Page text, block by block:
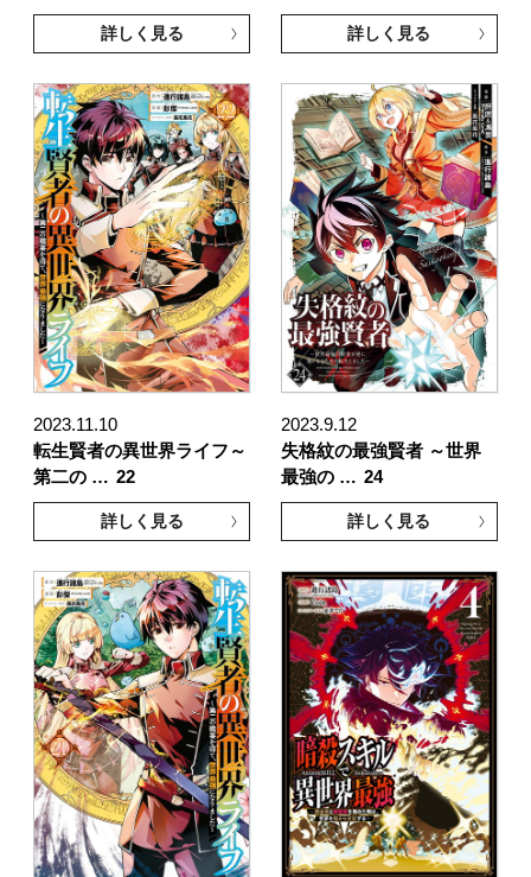
詳しく見る 詳しく見る
2023.11.10
転生賢者の異世界ライフ～
第二の … 22
詳しく見る
2023.9.12
失格紋の最強賢者 ～世界
最強の … 24
詳しく見る